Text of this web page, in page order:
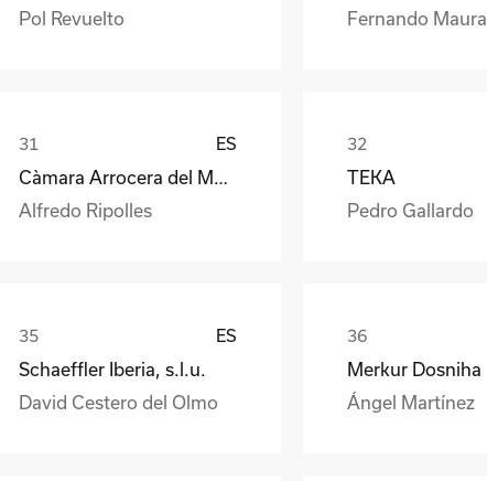
Pol Revuelto
Fernando Maura
ES
Alfredo Ripolles
TEKA
Pedro Gallardo
ES
Schaeffler Iberia, s.l.u.
David Cestero del Olmo
Merkur Dosniha
Ángel Martínez